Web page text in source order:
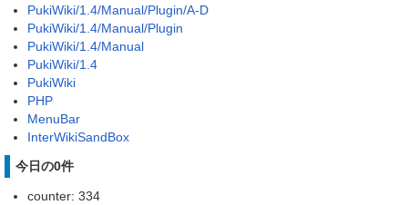
PukiWiki/1.4/Manual/Plugin/A-D
PukiWiki/1.4/Manual/Plugin
PukiWiki/1.4/Manual
PukiWiki/1.4
PukiWiki
PHP
MenuBar
InterWikiSandBox
今日の0件
counter: 334